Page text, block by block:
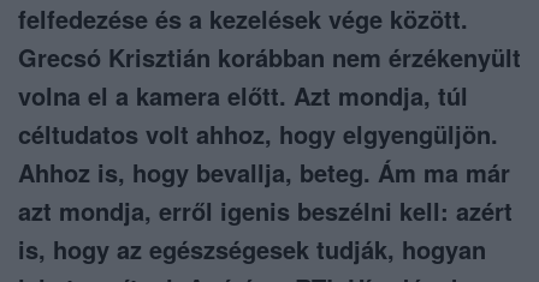
felfedezése és a kezelések vége között.
Grecsó Krisztián korábban nem érzékenyült
volna el a kamera előtt. Azt mondja, túl
céltudatos volt ahhoz, hogy elgyengüljön.
Ahhoz is, hogy bevallja, beteg. Ám ma már
azt mondja, erről igenis beszélni kell: azért
is, hogy az egészségesek tudják, hogyan